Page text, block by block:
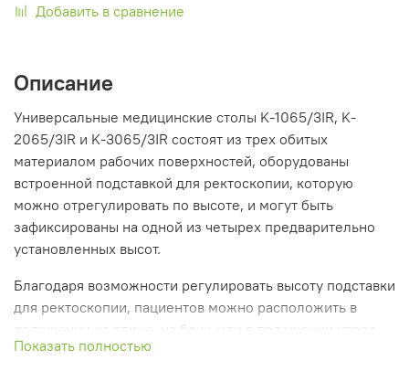
Добавить в сравнение
Описание
Универсальные медицинские столы K-1065/3IR, K-
2065/3IR и K-3065/3IR состоят из трех обитых
материалом рабочих поверхностей, оборудованы
встроенной подставкой для ректоскопии, которую
можно отрегулировать по высоте, и могут быть
зафиксированы на одной из четырех предварительно
установленных высот.
Благодаря возможности регулировать высоту подставки
для ректоскопии, пациентов можно расположить в
положении на спине, на боку, или в положении упора
коленями.
Показать полностью